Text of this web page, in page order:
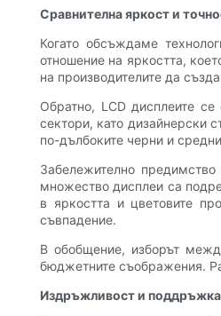
Сравнителна яркост и
Когато обсъждаме
отношение на яркостта,
на производителите да
Обратно, LCD дисплеите
сектори, като дизайнерски
по-дълбоките черни и
Забележително
множество дисплеи са
в яркостта и цветовите
съвпадение.
В обобщение, изборът
бюджетните съображения.
Издръжливост и поддръжка